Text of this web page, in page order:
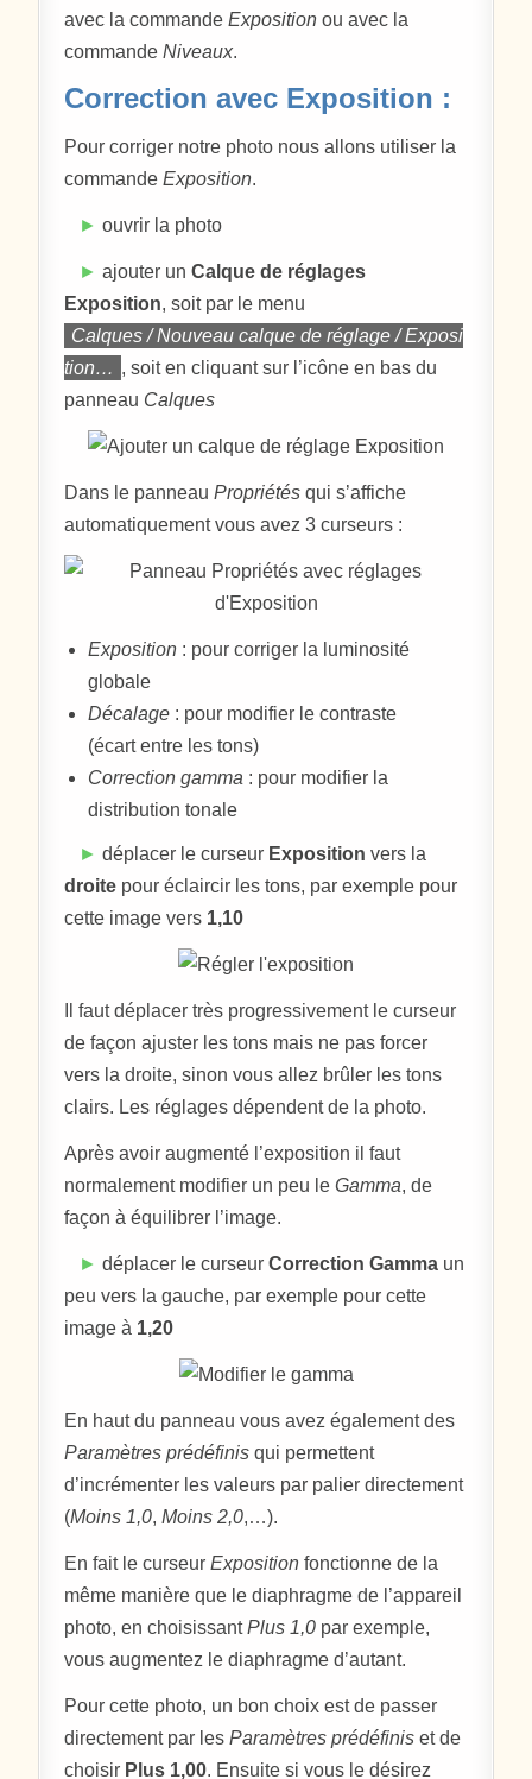
avec la commandeExposition ou avec la
commandeNiveaux.
Correction avec Exposition :
Pour corriger notre photo nous allons utiliser la
commandeExposition.
► ouvrir la photo
► ajouter unCalque de réglages
Exposition, soit par le menu
Calques / Nouveau calque de réglage / Exposi
tion… , soit en cliquant sur l’icône en bas du
panneau Calques
Dans le panneauPropriétés qui s’affiche
automatiquement vous avez 3 curseurs :
Exposition : pour corriger la luminosité
globale
Décalage : pour modifier le contraste
(écart entre les tons)
Correction gamma : pour modifier la
distribution tonale
► déplacer le curseur Exposition vers la
droite pour éclaircir les tons, par exemple pour
cette image vers 1,10
Il faut déplacer très progressivement le curseur
de façon ajuster les tons mais ne pas forcer
vers la droite, sinon vous allez brûler les tons
clairs. Les réglages dépendent de la photo.
Après avoir augmenté l’exposition il faut
normalement modifier un peu leGamma, de
façon à équilibrer l’image.
► déplacer le curseurCorrection Gamma un
peu vers la gauche, par exemple pour cette
image à 1,20
En haut du panneau vous avez également des
Paramètres prédéfinis qui permettent
d’incrémenter les valeurs par palier directement
(Moins 1,0,Moins 2,0,…).
En fait le curseurExposition fonctionne de la
même manière que le diaphragme de l’appareil
photo, en choisissantPlus 1,0 par exemple,
vous augmentez le diaphragme d’autant.
Pour cette photo, un bon choix est de passer
directement par lesParamètres prédéfinis et de
choisir Plus 1,00. Ensuite si vous le désirez